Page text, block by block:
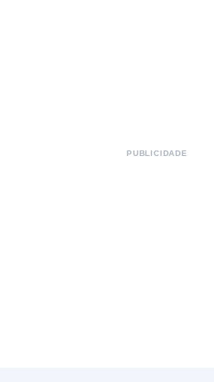
PUBLICIDADE